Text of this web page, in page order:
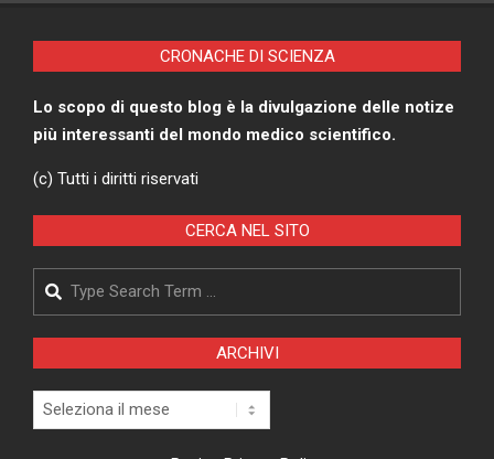
CRONACHE DI SCIENZA
Lo scopo di questo blog è la divulgazione delle notize
più interessanti del mondo medico scientifico.
(c) Tutti i diritti riservati
CERCA NEL SITO
ARCHIVI
Archivi